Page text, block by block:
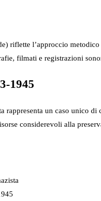
riflette l’approccio
filmati e registrazioni
1945
rappresenta un caso unico
considerevoli alla